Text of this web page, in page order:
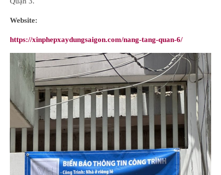
Website:
https://xinphepxaydungsaigon.com/nang-tang-quan-6/